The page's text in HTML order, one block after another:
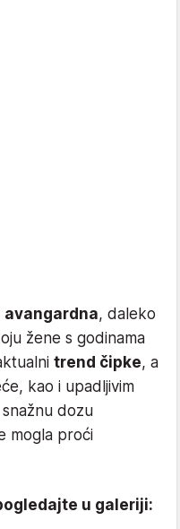
avangardna, daleko
žene s godinama
trend čipke, a
kao i upadljivim
dozu
mogla proći
u galeriji: